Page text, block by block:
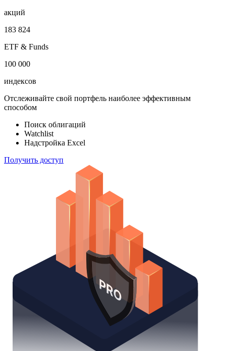
облигаций
100 000
акций
183 824
ETF & Funds
100 000
Отслеживайте свой портфель наиболее эффективным
способом
Поиск облигаций
Надстройка Excel
Получить доступ